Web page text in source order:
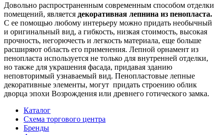
Довольно распространенным современным способом отделки
помещений, является декоративная лепнина из пенопласта.
С ее помощью любому интерьеру можно придать необычный
и оригинальный вид, а гибкость, низкая стоимость, высокая
прочность, негорючесть и легкость материала, еще больше
расширяют область его применения. Лепной орнамент из
пенопласта используется не только для внутренней отделки,
но также для украшения фасада, придавая зданию
неповторимый узнаваемый вид. Пенопластовые лепные
декоративные элементы, могут придать строению облик
дворца эпохи Возрождения или древнего готического замка.
Каталог
Схема торгового центра
Бренды